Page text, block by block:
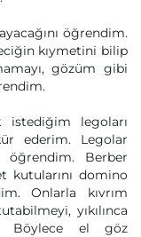
öğrendim.
kıymetini bilip
gözüm gibi
legoları
ederim. Legolar
öğrendim. Berber
kutularını domino
Onlarla kıvrım
yıkılınca
Böylece el göz